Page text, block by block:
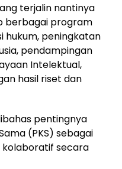
terjalin nantinya
berbagai program
hukum, peningkatan
pendampingan
Intelektual,
hasil riset dan
pentingnya
(PKS) sebagai
secara